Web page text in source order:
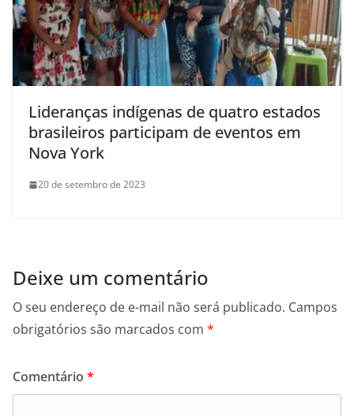
Lideranças indígenas de quatro estados
brasileiros participam de eventos em
Nova York
20 de setembro de 2023
Deixe um comentário
O seu endereço de e-mail não será publicado. Campos
obrigatórios são marcados com *
Comentário *